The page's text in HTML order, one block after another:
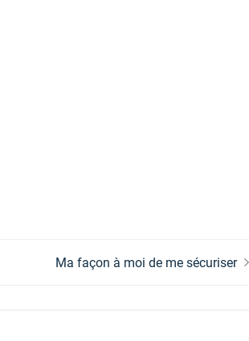
Next
Ma façon à moi de me sécuriser